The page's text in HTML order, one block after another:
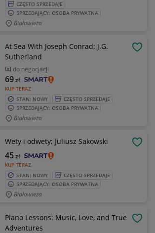
CZĘSTO SPRZEDAJE
SPRZEDAJĄCY: OSOBA PRYWATNA
Białowieża
At Sea With Joseph Conrad; J.G.
Sutherland
do negocjacji
KUP TERAZ
69zł
STAN: NOWY
CZĘSTO SPRZEDAJE
SPRZEDAJĄCY: OSOBA PRYWATNA
Białowieża
Wety i odwety; Juliusz Sakowski
KUP TERAZ
45zł
STAN: NOWY
CZĘSTO SPRZEDAJE
SPRZEDAJĄCY: OSOBA PRYWATNA
Białowieża
Piano Lessons: Music, Love, and True
Adventures